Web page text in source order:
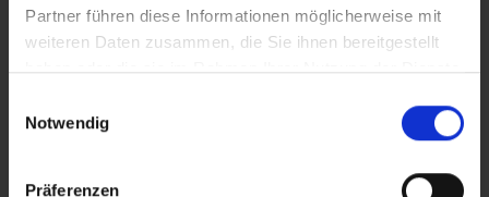
Partner führen diese Informationen möglicherweise mit
weiteren Daten zusammen, die Sie ihnen bereitgestellt
haben oder die sie im Rahmen Ihrer Nutzung der Dienste
Notwendig
Präferenzen
wij de gegevens aan een derde in machineleesbare vorm
overdragen)
Recht van bezwaar tegen de gegevensverwerking
Recht van bezwaar bij de toezichthoudende autoriteit